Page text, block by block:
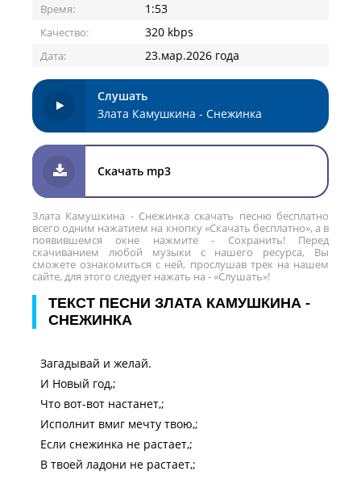
Время: 1:53
Качество: 320 kbps
Дата: 23.мар.2026 года
Слушать
Злата Камушкина - Снежинка
Скачать mp3
Злата Камушкина - Снежинка скачать песню бесплатно
всего одним нажатием на кнопку «Скачать бесплатно», а в
появившемся окне нажмите - Сохранить! Перед
скачиванием любой музыки с нашего ресурса, Вы
сможете ознакомиться с ней, прослушав трек на нашем
сайте, для этого следует нажать на - «Слушать»!
ТЕКСТ ПЕСНИ ЗЛАТА КАМУШКИНА -
СНЕЖИНКА
Загадывай и желай.
И Новый год,;
Что вот-вот настанет,;
Исполнит вмиг мечту твою,;
Если снежинка не растает,;
В твоей ладони не растает,;